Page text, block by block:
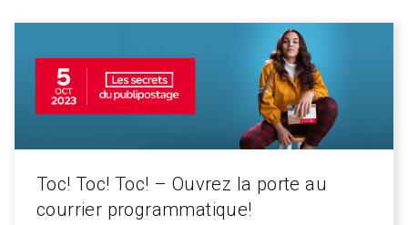
Toc! Toc! Toc! – Ouvrez la porte au
courrier programmatique!